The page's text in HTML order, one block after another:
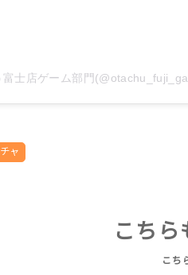
富士店ゲーム部門
ャ
こちら